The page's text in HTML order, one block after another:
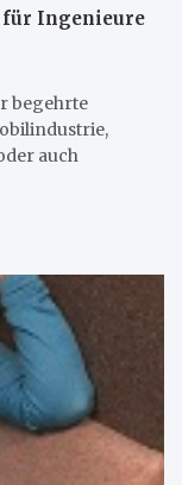
für Ingenieure
begehrte
auch